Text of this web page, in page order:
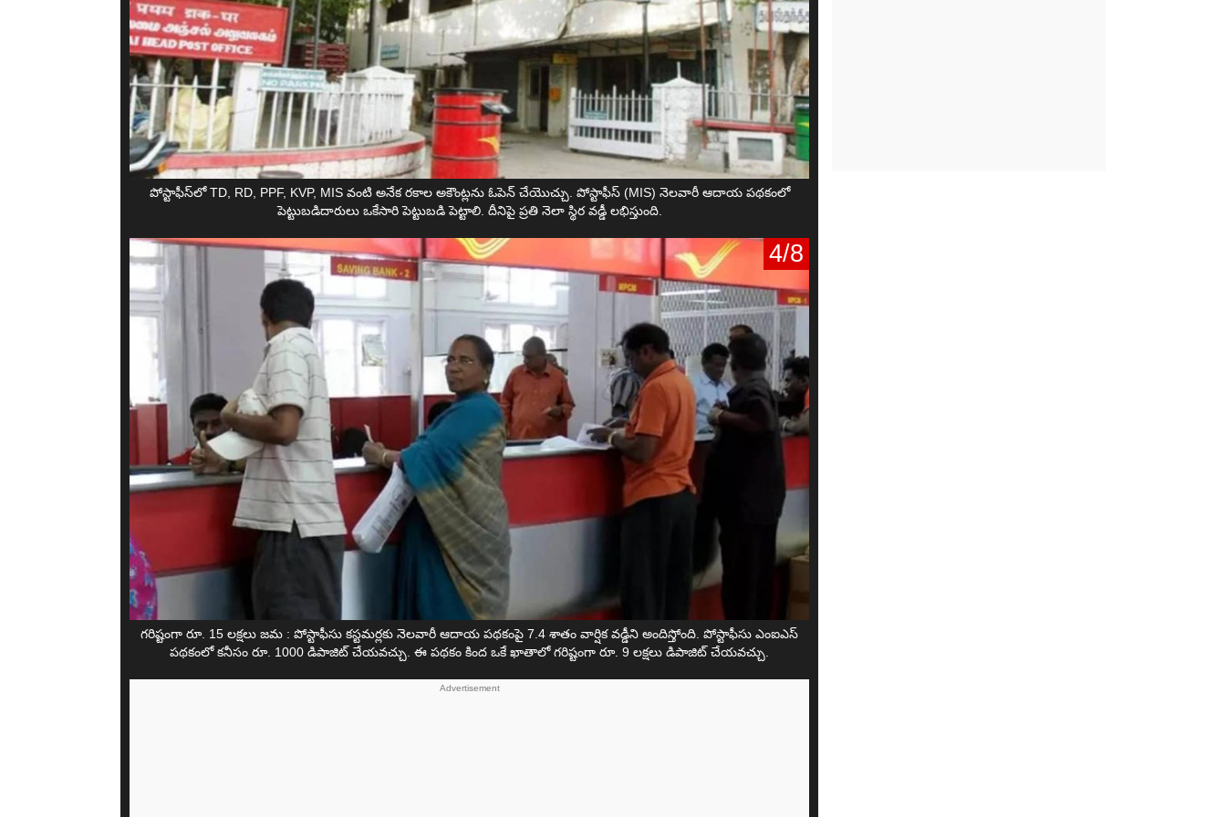
పోస్టాఫీస్‌లో TD, RD, PPF, KVP, MIS వంటి అనేక రకాల అకౌంట్లను ఓపెన్ చేయొచ్చు. పోస్టాఫీస్ (MIS) నెలవారీ ఆదాయ పథకంలో
పెట్టుబడిదారులు ఒకేసారి పెట్టుబడి పెట్టాలి. దీనిపై ప్రతి నెలా స్థిర వడ్డీ లభిస్తుంది.
4/8
గరిష్టంగా రూ. 15 లక్షలు జమ : పోస్టాఫీసు కస్టమర్లకు నెలవారీ ఆదాయ పథకంపై 7.4 శాతం వార్షిక వడ్డీని అందిస్తోంది. పోస్టాఫీసు ఎంఐఎస్
పథకంలో కనీసం రూ. 1000 డిపాజిట్ చేయవచ్చు. ఈ పథకం కింద ఒకే ఖాతాలో గరిష్టంగా రూ. 9 లక్షలు డిపాజిట్ చేయవచ్చు.